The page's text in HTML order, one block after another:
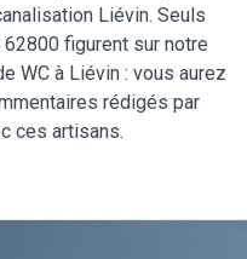
Liévin. Seuls
figurent sur notre
WC à Liévin : vous aurez
rédigés par
ces artisans.